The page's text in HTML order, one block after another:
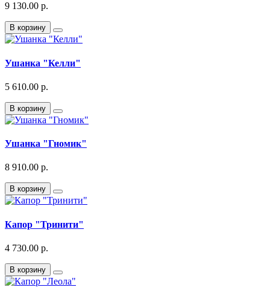
9 130.00 р.
В корзину
Ушанка "Келли"
5 610.00 р.
В корзину
Ушанка "Гномик"
8 910.00 р.
В корзину
Капор "Тринити"
4 730.00 р.
В корзину